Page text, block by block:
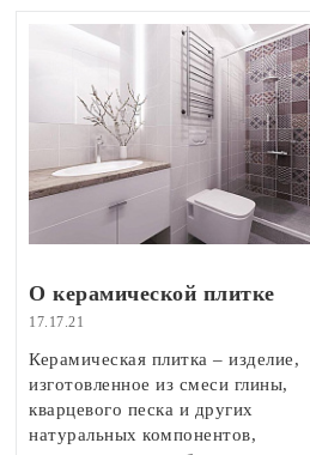
О керамической плитке
17.17.21
Керамическая плитка – изделие,
изготовленное из смеси глины,
кварцевого песка и других
натуральных компонентов,